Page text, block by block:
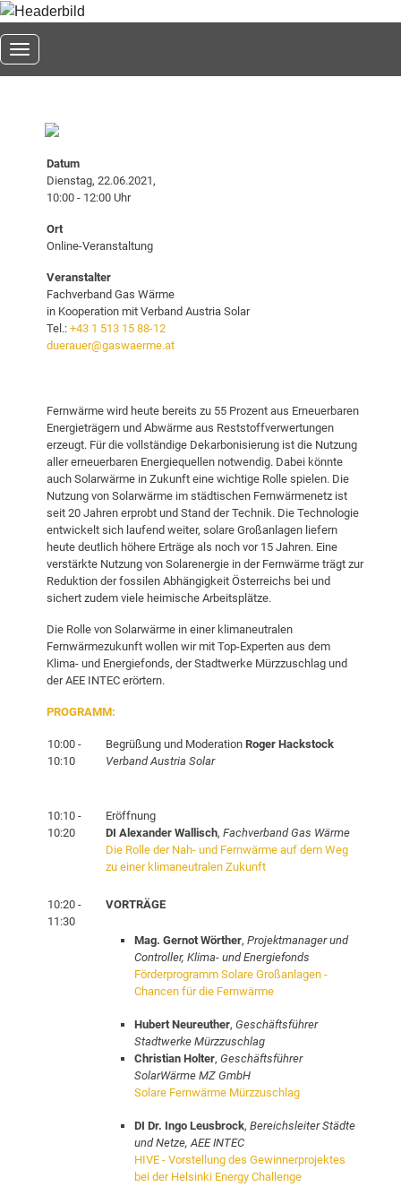
Toggle navigation
Datum
Dienstag, 22.06.2021,
10:00 - 12:00 Uhr
Ort
Online-Veranstaltung
Veranstalter
Fachverband Gas Wärme
in Kooperation mit Verband Austria Solar
Tel.: +43 1 513 15 88-12
duerauer@gaswaerme.at
Fernwärme wird heute bereits zu 55 Prozent aus Erneuerbaren
Energieträgern und Abwärme aus Reststoffverwertungen
erzeugt. Für die vollständige Dekarbonisierung ist die Nutzung
aller erneuerbaren Energiequellen notwendig. Dabei könnte
auch Solarwärme in Zukunft eine wichtige Rolle spielen. Die
Nutzung von Solarwärme im städtischen Fernwärmenetz ist
seit 20 Jahren erprobt und Stand der Technik. Die Technologie
entwickelt sich laufend weiter, solare Großanlagen liefern
heute deutlich höhere Erträge als noch vor 15 Jahren. Eine
verstärkte Nutzung von Solarenergie in der Fernwärme trägt zur
Reduktion der fossilen Abhängigkeit Österreichs bei und
sichert zudem viele heimische Arbeitsplätze.
Die Rolle von Solarwärme in einer klimaneutralen
Fernwärmezukunft wollen wir mit Top-Experten aus dem
Klima- und Energiefonds, der Stadtwerke Mürzzuschlag und
der AEE INTEC erörtern.
PROGRAMM:
10:00 -
10:10
Begrüßung und Moderation Roger Hackstock
Verband Austria Solar
10:10 -
10:20
Eröffnung
DI Alexander Wallisch, Fachverband Gas Wärme
Die Rolle der Nah- und Fernwärme auf dem Weg
zu einer klimaneutralen Zukunft
10:20 -
11:30
VORTRÄGE
Mag. Gernot Wörther, Projektmanager und
Controller, Klima- und Energiefonds
Förderprogramm Solare Großanlagen -
Chancen für die Fernwärme
Hubert Neureuther, Geschäftsführer
Stadtwerke Mürzzuschlag
Christian Holter, Geschäftsführer
SolarWärme MZ GmbH
Solare Fernwärme Mürzzuschlag
DI Dr. Ingo Leusbrock, Bereichsleiter Städte
und Netze, AEE INTEC
HIVE - Vorstellung des Gewinnerprojektes
bei der Helsinki Energy Challenge